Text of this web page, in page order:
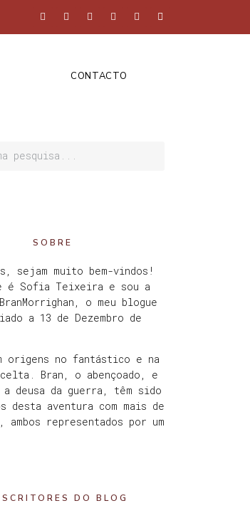
CONTACTO
SOBRE
sejam muito bem-vindos!
é Sofia Teixeira e sou a
o meu blogue
a 13 de Dezembro de
origens no fantástico e na
Bran, o abençoado, e
a deusa da guerra, têm sido
desta aventura com mais de
ambos representados por um
DO BLOG